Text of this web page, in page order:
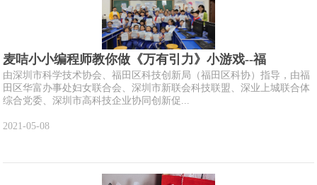
麦咭小小编程师教你做《万有引力》小游戏--福
由深圳市科学技术协会、福田区科技创新局（福田区科协）指导，由福
田区华富办事处妇女联合会、深圳市新联会科技联盟、深业上城联合体
综合党委、深圳市高科技企业协同创新促...
2021-05-08